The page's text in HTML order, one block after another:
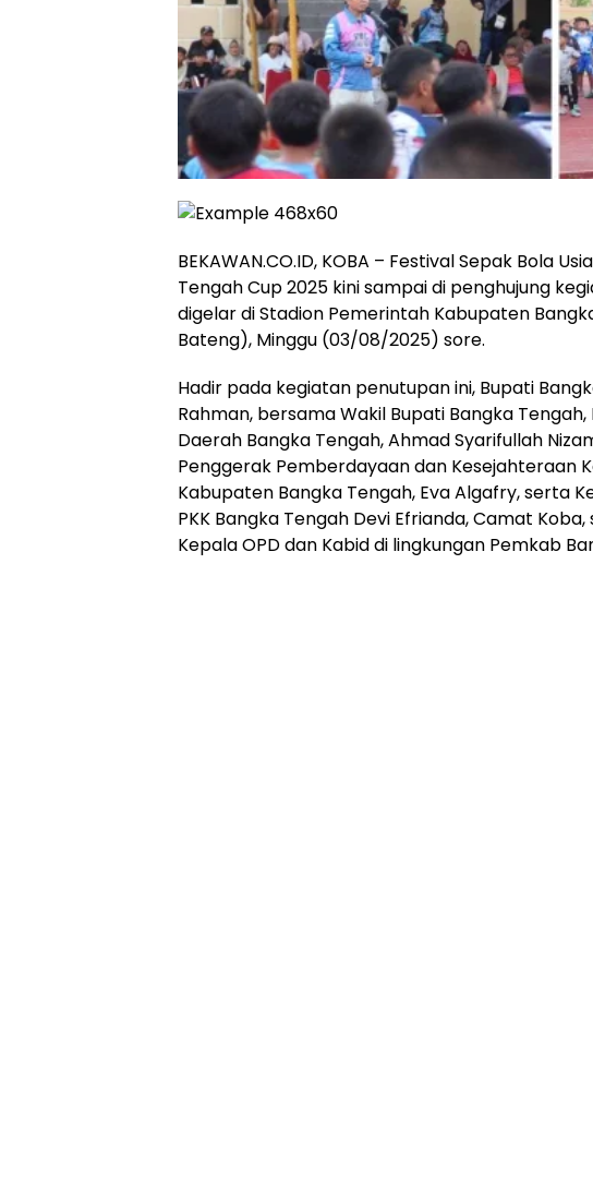
‎BEKAWAN.CO.ID, KOBA – Festival Sepak Bola
Tengah Cup 2025 kini sampai di penghujung
digelar di Stadion Pemerintah Kabupaten
Bateng), Minggu (03/08/2025) sore.
‎Hadir pada kegiatan penutupan ini, Bupati
Rahman, bersama Wakil Bupati Bangka
Daerah Bangka Tengah, Ahmad Syarifullah
Penggerak Pemberdayaan dan Kesejahteraan
Kabupaten Bangka Tengah, Eva Algafry, serta
PKK Bangka Tengah Devi Efrianda, Camat
Kepala OPD dan Kabid di lingkungan Pemkab